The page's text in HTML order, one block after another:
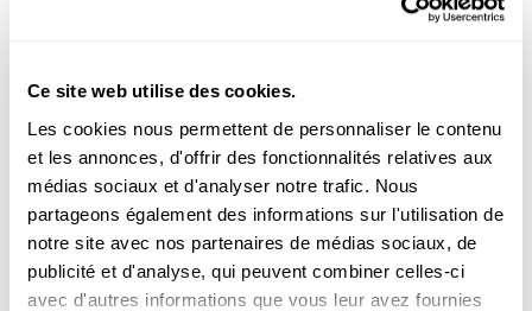
Ce site web utilise des cookies.
Les cookies nous permettent de personnaliser le contenu
et les annonces, d'offrir des fonctionnalités relatives aux
médias sociaux et d'analyser notre trafic. Nous
partageons également des informations sur l'utilisation de
notre site avec nos partenaires de médias sociaux, de
publicité et d'analyse, qui peuvent combiner celles-ci
avec d'autres informations que vous leur avez fournies
Science et Société